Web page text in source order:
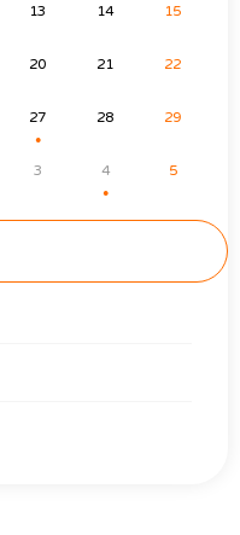
13 14 15
20 21 22
27
●
28 29
3 4
●
5